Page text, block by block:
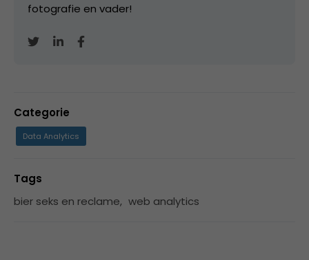
fotografie en vader!
Categorie
Data Analytics
Tags
bier seks en reclame, web analytics